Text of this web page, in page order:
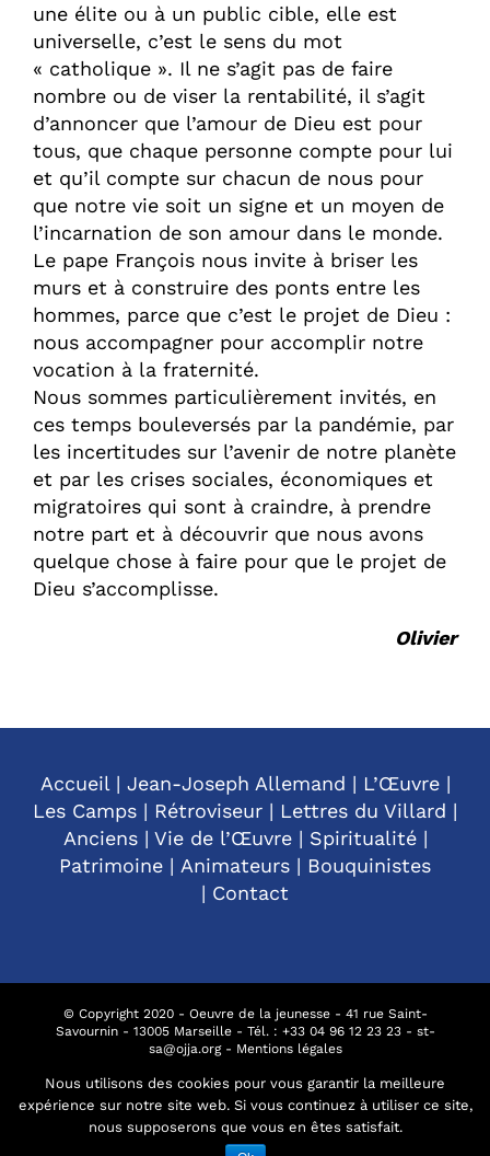
une élite ou à un public cible, elle est
universelle, c’est le sens du mot
« catholique ». Il ne s’agit pas de faire
nombre ou de viser la rentabilité, il s’agit
d’annoncer que l’amour de Dieu est pour
tous, que chaque personne compte pour lui
et qu’il compte sur chacun de nous pour
que notre vie soit un signe et un moyen de
l’incarnation de son amour dans le monde.
Le pape François nous invite à briser les
murs et à construire des ponts entre les
hommes, parce que c’est le projet de Dieu :
nous accompagner pour accomplir notre
vocation à la fraternité.
Nous sommes particulièrement invités, en
ces temps bouleversés par la pandémie, par
les incertitudes sur l’avenir de notre planète
et par les crises sociales, économiques et
migratoires qui sont à craindre, à prendre
notre part et à découvrir que nous avons
quelque chose à faire pour que le projet de
Dieu s’accomplisse.
Olivier
Accueil| Jean-Joseph Allemand | L’Œuvre|
Les Camps | Rétroviseur | Lettres du Villard |
Anciens| Vie de l’Œuvre| Spiritualité|
Patrimoine | Animateurs | Bouquinistes
| Contact
© Copyright 2020 - Oeuvre de la jeunesse - 41 rue Saint-
Savournin - 13005 Marseille - Tél. : +33 04 96 12 23 23- st-
sa@ojja.org- Mentions légales
Facebook
Nous utilisons des cookies pour vous garantir la meilleure
expérience sur notre site web. Si vous continuez à utiliser ce site,
nous supposerons que vous en êtes satisfait.